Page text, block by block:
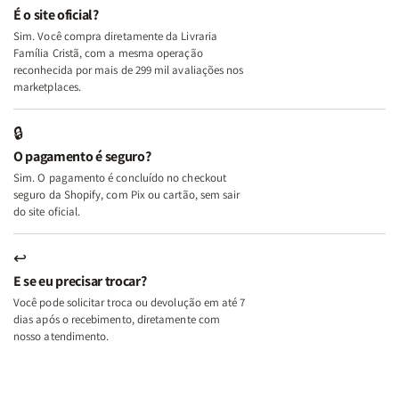
e
Deus
+
A
Mulher
Lar
+
A
Lar
É o site oficial?
Sim. Você compra diretamente da Livraria
Família Cristã, com a mesma operação
reconhecida por mais de 299 mil avaliações nos
marketplaces.
🔒
O pagamento é seguro?
Sim. O pagamento é concluído no checkout
seguro da Shopify, com Pix ou cartão, sem sair
do site oficial.
↩
E se eu precisar trocar?
Você pode solicitar troca ou devolução em até 7
dias após o recebimento, diretamente com
nosso atendimento.